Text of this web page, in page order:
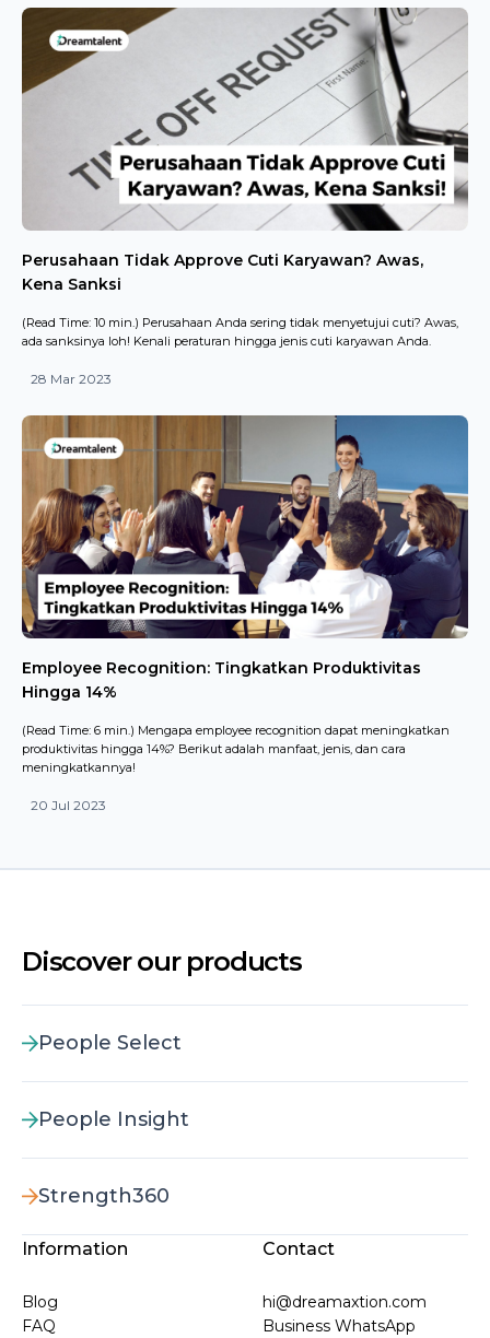
Perusahaan Tidak Approve Cuti Karyawan? Awas,
Kena Sanksi
(Read Time: 10 min.) Perusahaan Anda sering tidak menyetujui cuti? Awas,
ada sanksinya loh! Kenali peraturan hingga jenis cuti karyawan Anda.
28 Mar 2023
Employee Recognition: Tingkatkan Produktivitas
Hingga 14%
(Read Time: 6 min.) Mengapa employee recognition dapat meningkatkan
produktivitas hingga 14%? Berikut adalah manfaat, jenis, dan cara
meningkatkannya!
20 Jul 2023
Discover our products
People Select
People Insight
Strength360
Information
Blog
FAQ
Contact
hi@dreamaxtion.com
Business WhatsApp